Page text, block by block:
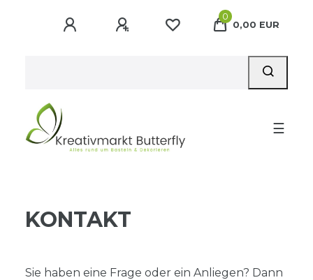
0
0,00 EUR
☰
KONTAKT
Sie haben eine Frage oder ein Anliegen? Dann